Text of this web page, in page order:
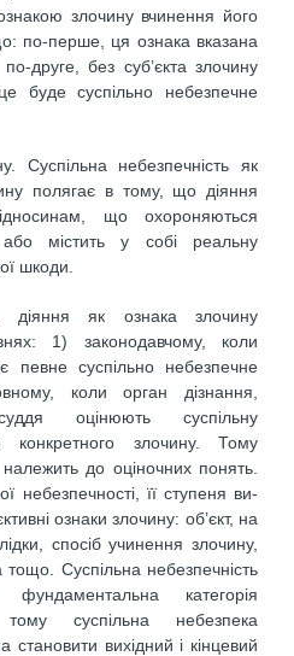
злочину вчинення його
по-перше, ця ознака вказана
друге, без суб’єкта злочину
буде суспільно небезпечне
Суспільна небезпечність як
полягає в тому, що діяння
що охороняються
містить у собі реальну
шкоди.
діяння як ознака злочину
1) законодавчому, коли
певне суспільно небезпечне
коли орган дізнання,
оцінюють суспільну
конкретного злочину. Тому
належить до оціночних понять.
небезпечності, її ступеня ви-
ознаки злочину: об’єкт, на
спосіб учинення злочину,
Суспільна небезпечність
категорія
суспільна небезпека
становити вихідний і кінцевий